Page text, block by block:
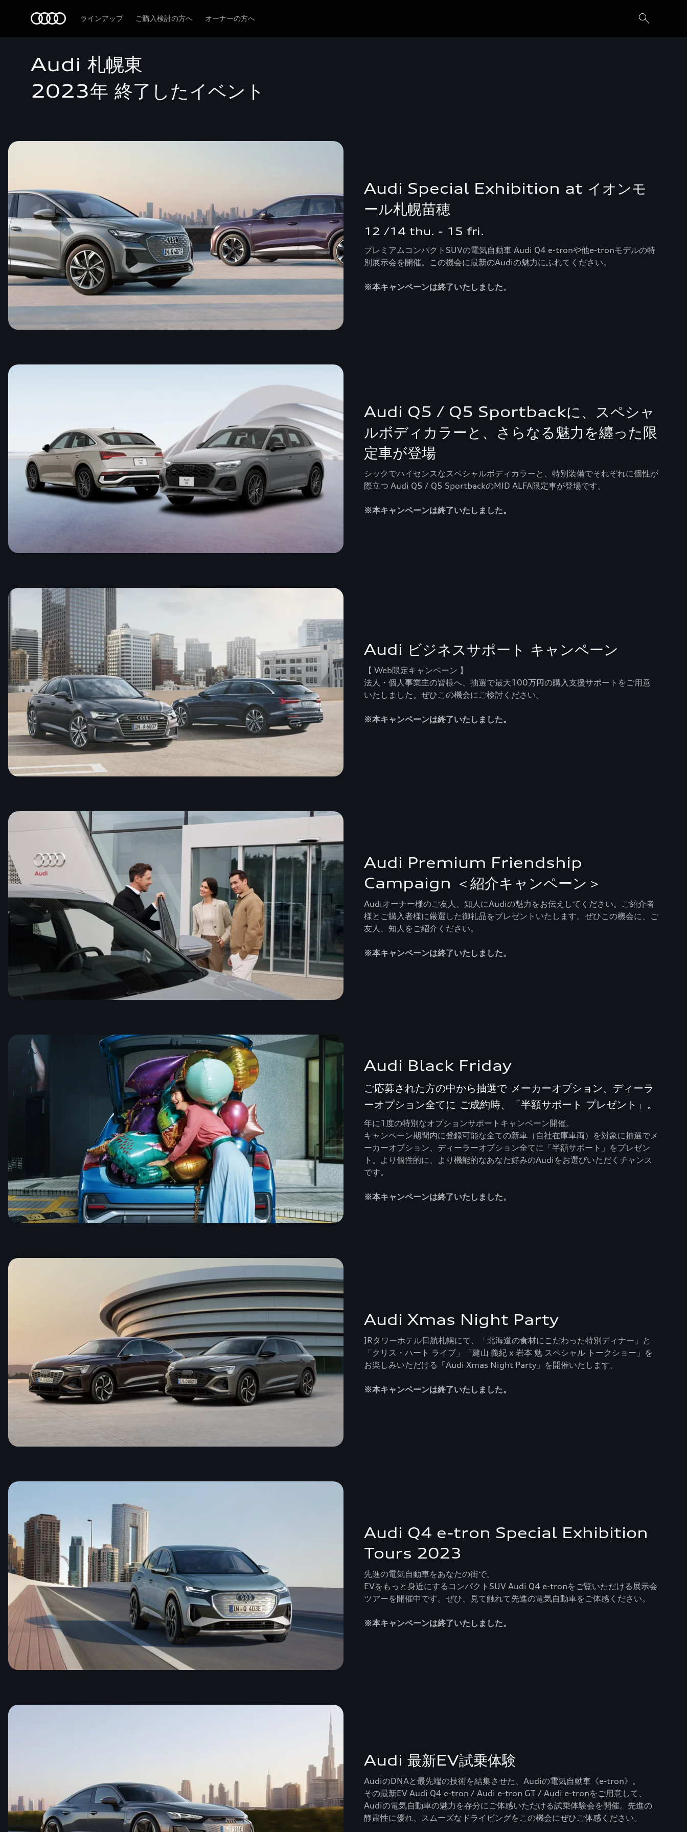
ラインアップ ご購入検討の方へ オーナーの方へ
Audi 札幌東
2023年 終了したイベント
Audi Special Exhibition at イオンモ
ール札幌苗穂
12 /14 thu. - 15 fri.
プレミアムコンパクトSUVの電気自動車 Audi Q4 e-tronや他e-tronモデルの特
別展示会を開催。この機会に最新のAudiの魅力にふれてください。
※本キャンペーンは終了いたしました。
Audi Q5 / Q5 Sportbackに、スペシャ
ルボディカラーと、さらなる魅力を纏った限
定車が登場
シックでハイセンスなスペシャルボディカラーと、特別装備でそれぞれに個性が
際立つ Audi Q5 / Q5 SportbackのMID ALFA限定車が登場です。
※本キャンペーンは終了いたしました。
Audi ビジネスサポート キャンペーン
【 Web限定キャンペーン 】
法人・個人事業主の皆様へ、抽選で最大100万円の購入支援サポートをご用意
いたしました。ぜひこの機会にご検討ください。
※本キャンペーンは終了いたしました。
Audi Premium Friendship
Campaign ＜紹介キャンペーン＞
Audiオーナー様のご友人、知人にAudiの魅力をお伝えしてください。ご紹介者
様とご購入者様に厳選した御礼品をプレゼントいたします。ぜひこの機会に、ご
友人、知人をご紹介ください。
※本キャンペーンは終了いたしました。
Audi Black Friday
ご応募された方の中から抽選で メーカーオプション、ディーラ
ーオプション全てに ご成約時、「半額サポート プレゼント」。
年に1度の特別なオプションサポートキャンペーン開催。
キャンペーン期間内に登録可能な全ての新車（自社在庫車両）を対象に抽選でメ
ーカーオプション、ディーラーオプション全てに「半額サポート」をプレゼン
ト。より個性的に、より機能的なあなた好みのAudiをお選びいただくチャンス
です。
※本キャンペーンは終了いたしました。
Audi Xmas Night Party
JRタワーホテル日航札幌にて、「北海道の食材にこだわった特別ディナー」と
「クリス・ハート ライブ」「建山 義紀 x 岩本 勉 スペシャル トークショー」を
お楽しみいただける「Audi Xmas Night Party」を開催いたします。
※本キャンペーンは終了いたしました。
Audi Q4 e-tron Special Exhibition
Tours 2023
先進の電気自動車をあなたの街で。
EVをもっと身近にするコンパクトSUV Audi Q4 e-tronをご覧いただける展示会
ツアーを開催中です。ぜひ、見て触れて先進の電気自動車をご体感ください。
※本キャンペーンは終了いたしました。
Audi 最新EV試乗体験
AudiのDNAと最先端の技術を結集させた、Audiの電気自動車《e-tron》。
その最新EV Audi Q4 e-tron / Audi e-tron GT / Audi e-tronをご用意して、
Audiの電気自動車の魅力を存分にご体感いただける試乗体験会を開催。先進の
静粛性に優れ、スムーズなドライビングをこの機会にぜひご体感ください。